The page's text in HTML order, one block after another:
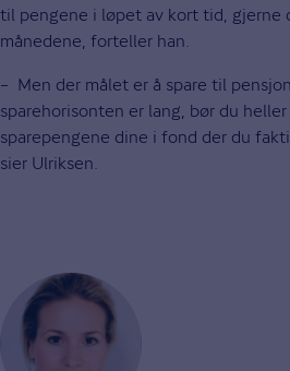
til pengene i løpet av kort tid, gjerne
månedene, forteller han.
– Men der målet er å spare til
sparehorisonten er lang, bør du
sparepengene dine i fond der du
sier Ulriksen.